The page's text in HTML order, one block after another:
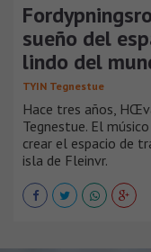
sueño del
lindo del
TYIN Tegnestue
Hace tres años,
Tegnestue. El
crear el espacio de
isla de Fleinvr.